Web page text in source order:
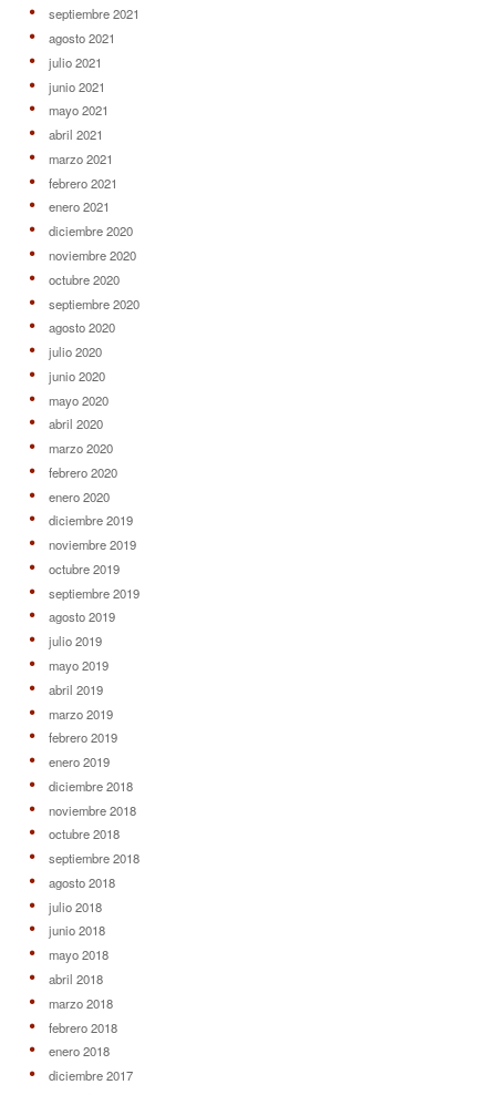
septiembre 2021
agosto 2021
julio 2021
junio 2021
mayo 2021
abril 2021
marzo 2021
febrero 2021
enero 2021
diciembre 2020
noviembre 2020
octubre 2020
septiembre 2020
agosto 2020
julio 2020
junio 2020
mayo 2020
abril 2020
marzo 2020
febrero 2020
enero 2020
diciembre 2019
noviembre 2019
octubre 2019
septiembre 2019
agosto 2019
julio 2019
mayo 2019
abril 2019
marzo 2019
febrero 2019
enero 2019
diciembre 2018
noviembre 2018
octubre 2018
septiembre 2018
agosto 2018
julio 2018
junio 2018
mayo 2018
abril 2018
marzo 2018
febrero 2018
enero 2018
diciembre 2017